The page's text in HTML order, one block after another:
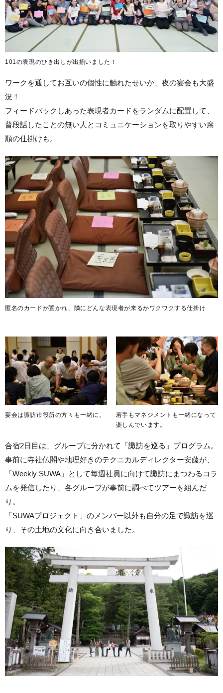
101の表現のひき出しが出揃いました！
ワークを通してお互いの個性に触れたせいか、夜の宴会も大盛
況！
フィードバックしあった表現者カードをランダムに配置して、
普段話したことの無い人とコミュニケーションを取りやすい席
順の仕掛けも。
匿名のカードが置かれ、隣にどんな表現者が来るかワクワクする仕掛け
宴会は諏訪市役所の方々も一緒に。
若手もマネジメントも一緒になって
楽しんでいます。
合宿2日目は、グループに分かれて「諏訪を巡る」プログラム。
事前に寺社仏閣や地理好きのテクニカルディレクター安藤が、
「Weekly SUWA」として毎週社員に向けて諏訪にまつわるコラ
ムを発信したり、各グループが事前に調べてツアーを組んだ
り。
「SUWAプロジェクト」のメンバー以外も自分の足で諏訪を巡
り、その土地の文化に向き合いました。